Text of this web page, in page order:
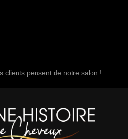
clients pensent de notre salon !